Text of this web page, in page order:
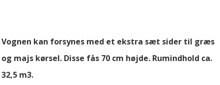
Vognen kan forsynes med et ekstra sæt sider til græs
og majs kørsel. Disse fås 70 cm højde. Rumindhold ca.
32,5 m3.